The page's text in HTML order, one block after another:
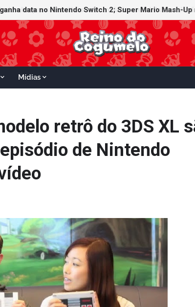
data no Nintendo Switch 2; Super Mario Mash-
Mídias
retrô do 3DS XL
de Nintendo